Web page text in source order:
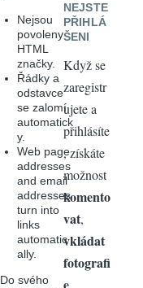
Nejsou
povoleny
HTML
značky.
Řádky a
odstavce
se zalomí
automatick
y.
Web page
addresses
and email
addresses
turn into
links
automatic
ally.
Do svého
NEJSTE
PŘIHLÁ
ŠENI
Když se
zaregistr
ujete a
přihlásíte
, získáte
možnost
komento
vat,
vkládat
fotografi
e,